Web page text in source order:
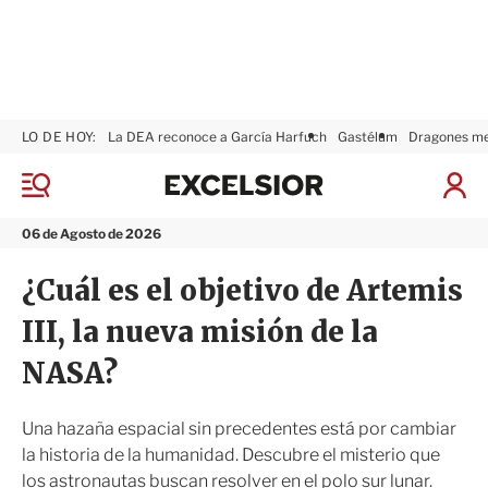
M
n
06 de Agosto de 2026
LO DE HOY: La DEA reconoce a García Harfuch Gastélum Dragones
I
a
ó
x
s
i
o
r
¿Cuál es el objetivo de Artemis
III, la nueva misión de la
NASA?
Una hazaña espacial sin precedentes está por cambiar
la historia de la humanidad. Descubre el misterio que
los astronautas buscan resolver en el polo sur lunar.